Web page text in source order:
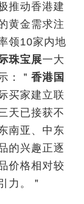
推动香港建
黄金需求注
领10家内地
珠宝展一大
：＂ 香港国
买家建立联
天已接获不
南亚、中东
的兴趣正逐
价格相对较
力。＂